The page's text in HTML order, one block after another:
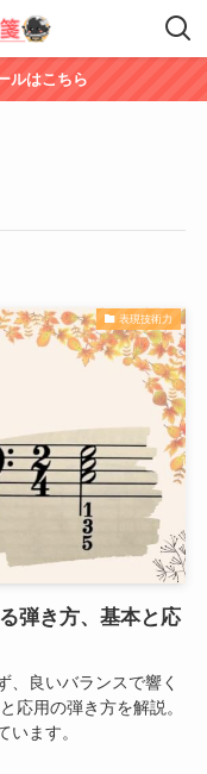
ルはこちら
表現技術力
弾き方、基本と応
、良いバランスで響く
応用の弾き方を解説。
ます。